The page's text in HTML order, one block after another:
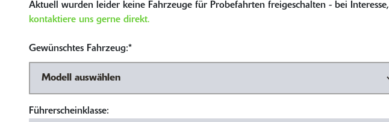
Aktuell wurden leider keine Fahrzeuge für Probefahrten freigeschalten - bei Interesse,
kontaktiere uns gerne direkt.
Gewünschtes Fahrzeug:*
Führerscheinklasse: